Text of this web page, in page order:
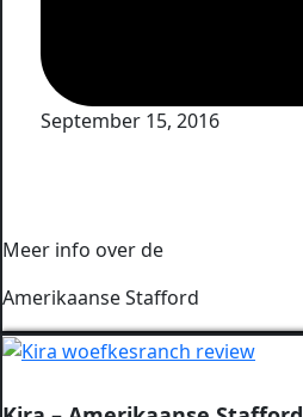
September 15, 2016
Meer info over de
Amerikaanse Stafford